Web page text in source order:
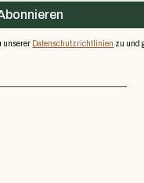
unserer Datenschutzrichtlinien zu und